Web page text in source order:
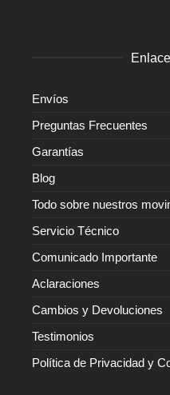
Envíos
Preguntas Frecuentes
Garantías
Blog
Todo sobre nuestros
Servicio Técnico
Comunicado Importante
Aclaraciones
Cambios y Devoluciones
Testimonios
Política de Privacidad y